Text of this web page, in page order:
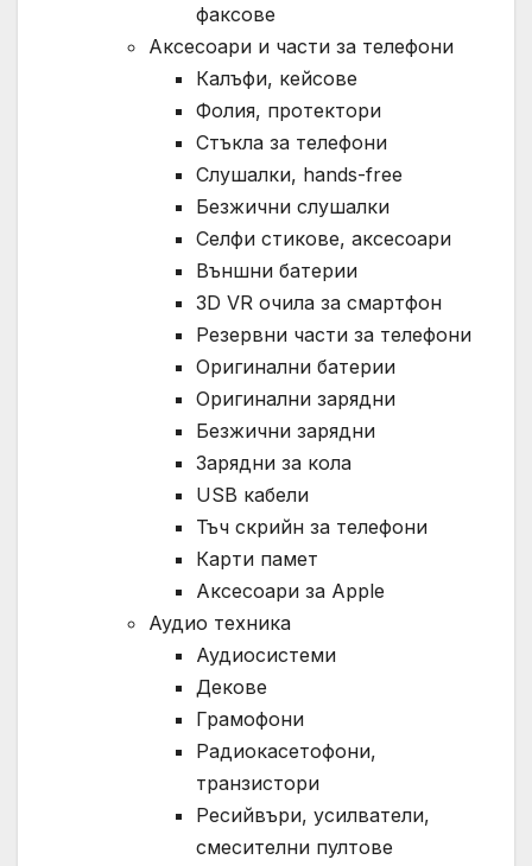
факсове
Аксесоари и части за телефони
Калъфи, кейсове
Фолия, протектори
Стъкла за телефони
Слушалки, hands-free
Безжични слушалки
Селфи стикове, аксесоари
Външни батерии
3D VR очила за смартфон
Резервни части за телефони
Оригинални батерии
Оригинални зарядни
Безжични зарядни
Зарядни за кола
USB кабели
Тъч скрийн за телефони
Карти памет
Аксесоари за Apple
Аудио техника
Аудиосистеми
Декове
Грамофони
Радиокасетофони,
транзистори
Ресийвъри, усилватели,
смесителни пултове